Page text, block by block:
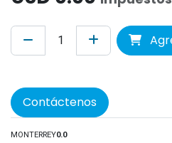
Contáctenos
MONTERREY0.0